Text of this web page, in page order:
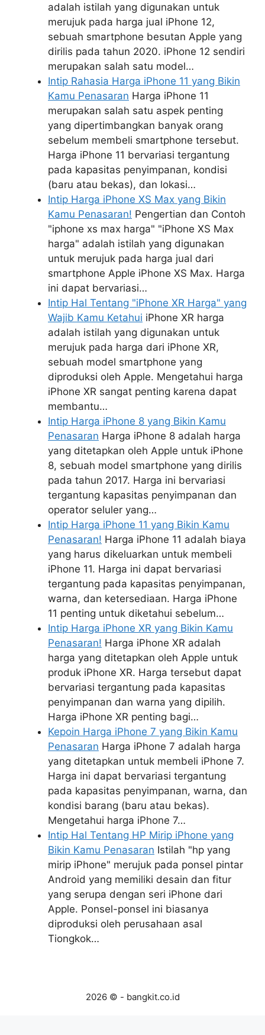
adalah istilah yang digunakan untuk
merujuk pada harga jual iPhone 12,
sebuah smartphone besutan Apple yang
dirilis pada tahun 2020. iPhone 12 sendiri
merupakan salah satu model…
Intip Rahasia Harga iPhone 11 yang Bikin
Kamu Penasaran Harga iPhone 11
merupakan salah satu aspek penting
yang dipertimbangkan banyak orang
sebelum membeli smartphone tersebut.
Harga iPhone 11 bervariasi tergantung
pada kapasitas penyimpanan, kondisi
(baru atau bekas), dan lokasi…
Intip Harga iPhone XS Max yang Bikin
Kamu Penasaran! Pengertian dan Contoh
"iphone xs max harga" "iPhone XS Max
harga" adalah istilah yang digunakan
untuk merujuk pada harga jual dari
smartphone Apple iPhone XS Max. Harga
ini dapat bervariasi…
Intip Hal Tentang "iPhone XR Harga" yang
Wajib Kamu Ketahui iPhone XR harga
adalah istilah yang digunakan untuk
merujuk pada harga dari iPhone XR,
sebuah model smartphone yang
diproduksi oleh Apple. Mengetahui harga
iPhone XR sangat penting karena dapat
membantu…
Intip Harga iPhone 8 yang Bikin Kamu
Penasaran Harga iPhone 8 adalah harga
yang ditetapkan oleh Apple untuk iPhone
8, sebuah model smartphone yang dirilis
pada tahun 2017. Harga ini bervariasi
tergantung kapasitas penyimpanan dan
operator seluler yang…
Intip Harga iPhone 11 yang Bikin Kamu
Penasaran! Harga iPhone 11 adalah biaya
yang harus dikeluarkan untuk membeli
iPhone 11. Harga ini dapat bervariasi
tergantung pada kapasitas penyimpanan,
warna, dan ketersediaan. Harga iPhone
11 penting untuk diketahui sebelum…
Intip Harga iPhone XR yang Bikin Kamu
Penasaran! Harga iPhone XR adalah
harga yang ditetapkan oleh Apple untuk
produk iPhone XR. Harga tersebut dapat
bervariasi tergantung pada kapasitas
penyimpanan dan warna yang dipilih.
Harga iPhone XR penting bagi…
Kepoin Harga iPhone 7 yang Bikin Kamu
Penasaran Harga iPhone 7 adalah harga
yang ditetapkan untuk membeli iPhone 7.
Harga ini dapat bervariasi tergantung
pada kapasitas penyimpanan, warna, dan
kondisi barang (baru atau bekas).
Mengetahui harga iPhone 7…
Intip Hal Tentang HP Mirip iPhone yang
Bikin Kamu Penasaran Istilah "hp yang
mirip iPhone" merujuk pada ponsel pintar
Android yang memiliki desain dan fitur
yang serupa dengan seri iPhone dari
Apple. Ponsel-ponsel ini biasanya
diproduksi oleh perusahaan asal
Tiongkok…
2026 © - bangkit.co.id